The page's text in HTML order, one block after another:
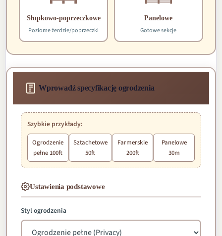
Słupkowo-poprzeczkowe
Poziome żerdzie/poprzeczki
Panelowe
Gotowe sekcje
Wprowadź specyfikację ogrodzenia
Szybkie przykłady:
Ogrodzenie
pełne 100ft
Sztachetowe
50ft
Farmerskie
200ft
Panelowe
30m
Ustawienia podstawowe
Styl ogrodzenia